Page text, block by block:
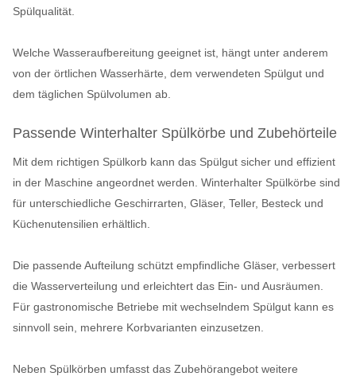
Spülqualität.
Welche Wasseraufbereitung geeignet ist, hängt unter anderem
von der örtlichen Wasserhärte, dem verwendeten Spülgut und
dem täglichen Spülvolumen ab.
Passende Winterhalter Spülkörbe und Zubehörteile
Mit dem richtigen Spülkorb kann das Spülgut sicher und effizient
in der Maschine angeordnet werden. Winterhalter Spülkörbe sind
für unterschiedliche Geschirrarten, Gläser, Teller, Besteck und
Küchenutensilien erhältlich.
Die passende Aufteilung schützt empfindliche Gläser, verbessert
die Wasserverteilung und erleichtert das Ein- und Ausräumen.
Für gastronomische Betriebe mit wechselndem Spülgut kann es
sinnvoll sein, mehrere Korbvarianten einzusetzen.
Neben Spülkörben umfasst das Zubehörangebot weitere